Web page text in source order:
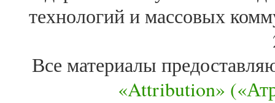
технологий и массовых
Все материалы
«Attribution»